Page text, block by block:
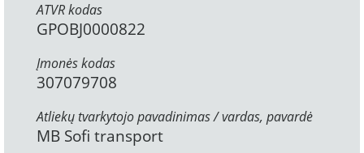
ATVR kodas
GPOBJ0000822
Įmonės kodas
307079708
Atliekų tvarkytojo pavadinimas / vardas, pavardė
MB Sofi transport